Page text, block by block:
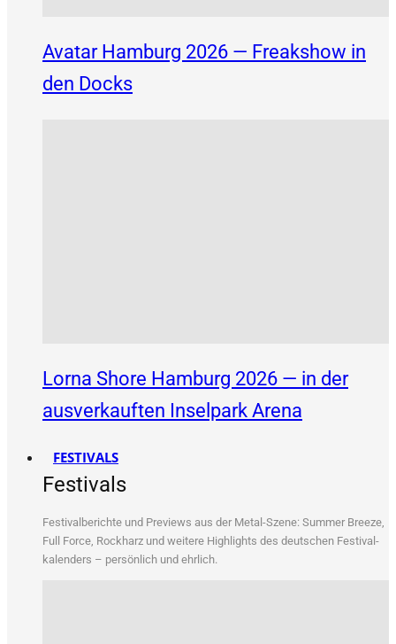
Avatar Hamburg 2026 — Freakshow in
den Docks
Lorna Shore Hamburg 2026 — in der
ausverkauften Inselpark Arena
FESTIVALS
Festivals
Fes­ti­val­be­rich­te und Pre­views aus der Metal-Sze­ne: Sum­mer Bree­ze,
Full Force, Rock­harz und wei­te­re High­lights des deut­schen Fes­ti­val­
ka­len­ders – per­sön­lich und ehrlich.